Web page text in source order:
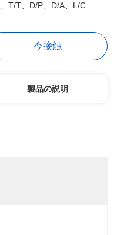
T/T、D/P、D/A、L/C
今接触
製品の説明